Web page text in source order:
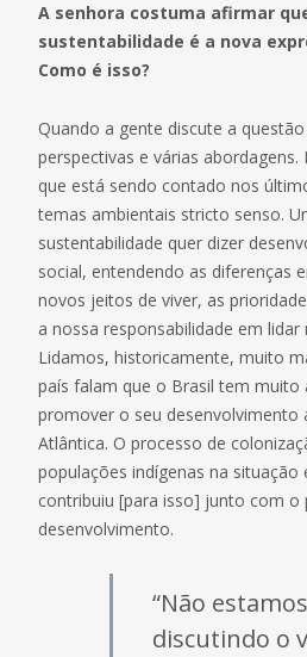
A senhora costuma afirmar
sustentabilidade é a nova
Como é isso?
Quando a gente discute a
perspectivas e várias
que está sendo contado nos
temas ambientais stricto senso.
sustentabilidade quer dizer
social, entendendo as diferenças
novos jeitos de viver, as
a nossa responsabilidade em
Lidamos, historicamente, muito
país falam que o Brasil tem muito
promover o seu desenvolvimento
Atlântica. O processo de
populações indígenas na
contribuiu [para isso] junto com o
desenvolvimento.
“Não estamos
discutindo o